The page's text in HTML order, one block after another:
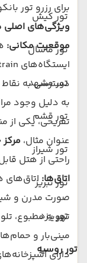
تور کیش
تور ماسال
تور مشهد
تور قشم
تور شیراز
تور تبریز
تور یزد
تور روسیه
برای رزرو تور
ویژگی‌های
موقعیت مکانی:
دسترسی به
به دلیل وجود
تفریحی، یکی
عنوان مثال،
راحتی از هتل
اتاق‌ها:
صورت مدرن و
مینی‌بار و
دارای